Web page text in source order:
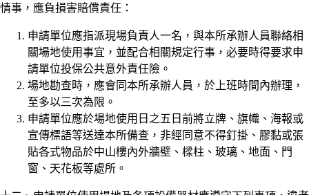
情事，應負損害賠償責任：
申請單位應指派現場負責人一名，與本所承辦人員聯絡相
關場地使用事宜，並配合相關規定行事，必要時得要求申
請單位投保公共意外責任險。
場地勘查時，應會同本所承辦人員，於上班時間內辦理，
至多以三次為限。
申請單位應於場地使用日之五日前將立牌、旗幟、海報或
宣傳標語等送達本所備查，非經同意不得釘掛、膠黏或張
貼各式物品於中山樓內外牆壁、樑柱、玻璃、地面、門
窗、天花板等處所。